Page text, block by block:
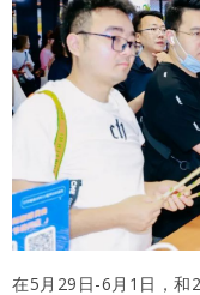
在5月29日-6月1日，和